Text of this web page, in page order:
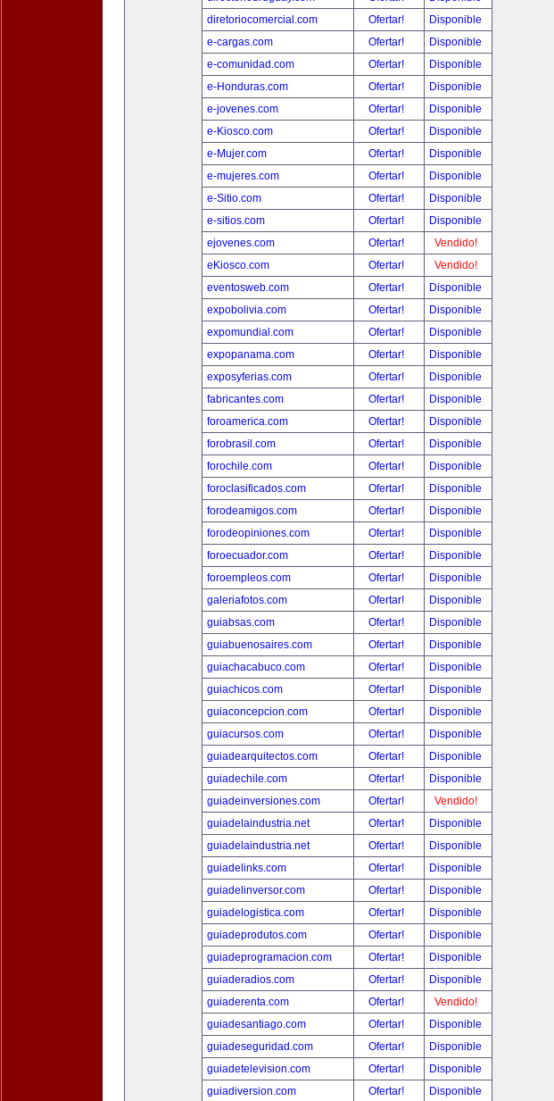
diretoriocomercial.com
Ofertar!
Disponible
e-cargas.com
Ofertar!
Disponible
e-comunidad.com
Ofertar!
Disponible
e-Honduras.com
Ofertar!
Disponible
e-jovenes.com
Ofertar!
Disponible
e-Kiosco.com
Ofertar!
Disponible
e-Mujer.com
Ofertar!
Disponible
e-mujeres.com
Ofertar!
Disponible
e-Sitio.com
Ofertar!
Disponible
e-sitios.com
Ofertar!
Disponible
ejovenes.com
Ofertar!
Vendido!
eKiosco.com
Ofertar!
Vendido!
eventosweb.com
Ofertar!
Disponible
expobolivia.com
Ofertar!
Disponible
expomundial.com
Ofertar!
Disponible
expopanama.com
Ofertar!
Disponible
exposyferias.com
Ofertar!
Disponible
fabricantes.com
Ofertar!
Disponible
foroamerica.com
Ofertar!
Disponible
forobrasil.com
Ofertar!
Disponible
forochile.com
Ofertar!
Disponible
foroclasificados.com
Ofertar!
Disponible
forodeamigos.com
Ofertar!
Disponible
forodeopiniones.com
Ofertar!
Disponible
foroecuador.com
Ofertar!
Disponible
foroempleos.com
Ofertar!
Disponible
galeriafotos.com
Ofertar!
Disponible
guiabsas.com
Ofertar!
Disponible
guiabuenosaires.com
Ofertar!
Disponible
guiachacabuco.com
Ofertar!
Disponible
guiachicos.com
Ofertar!
Disponible
guiaconcepcion.com
Ofertar!
Disponible
guiacursos.com
Ofertar!
Disponible
guiadearquitectos.com
Ofertar!
Disponible
guiadechile.com
Ofertar!
Disponible
guiadeinversiones.com
Ofertar!
Vendido!
guiadelaindustria.net
Ofertar!
Disponible
guiadelaindustria.net
Ofertar!
Disponible
guiadelinks.com
Ofertar!
Disponible
guiadelinversor.com
Ofertar!
Disponible
guiadelogistica.com
Ofertar!
Disponible
guiadeprodutos.com
Ofertar!
Disponible
guiadeprogramacion.com
Ofertar!
Disponible
guiaderadios.com
Ofertar!
Disponible
guiaderenta.com
Ofertar!
Vendido!
guiadesantiago.com
Ofertar!
Disponible
guiadeseguridad.com
Ofertar!
Disponible
guiadetelevision.com
Ofertar!
Disponible
guiadiversion.com
Ofertar! Disponible